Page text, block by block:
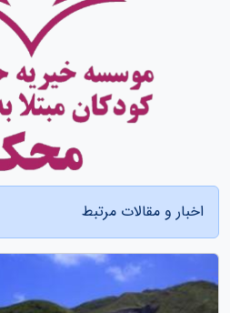
اخبار و مقالات مرتبط